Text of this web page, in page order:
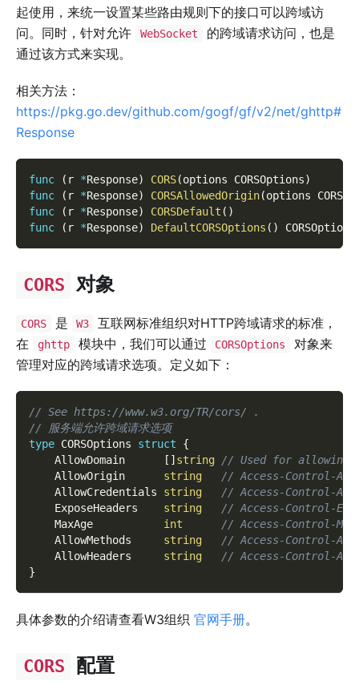
起使用，来统一设置某些路由规则下的接口可以跨域访
问。同时，针对允许
WebSocket
的跨域请求访问，也是
通过该方式来实现。
相关方法：
https://pkg.go.dev/github.com/gogf/gf/v2/net/ghttp#
Response
func ( r *Response) CORS(options CORSOptions)
func
( r *Response) CORSAllowedOrigin(options
func
( r *Response) CORSDefault ( )
func
( r *Response) DefaultCORSOptions ( ) CORSOptions
CORS 对象
CORS 是 W3
互联网标准组织对HTTP跨域请求的标准，
在
ghttp 模块中，我们可以通过 CORSOptions
对象来
管理对应的跨域请求选项。定义如下：
// See https://www.w3.org/TR/cors/ .
// 服务端允许跨域请求选项
type CORSOptions struct
{
    AllowDomain
[ ] string // Used for allowing
    AllowOrigin
string
// Access-Control-
    AllowCredentials
string
// Access-Control-
    ExposeHeaders
string
// Access-Control-
    MaxAge
int
// Access-Control-
    AllowMethods
string
// Access-Control-
    AllowHeaders
string
// Access-Control-
}
具体参数的介绍请查看W3组织 官网手册。
CORS 配置